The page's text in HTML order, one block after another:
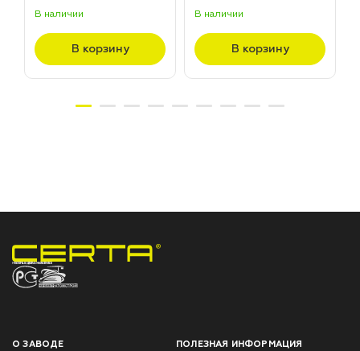
(20,0кг)
В наличии
В корзину
В наличии
В корзину
НПП «СПЕКТР» ЗАВОД ЛАКОКРАСОЧНЫХ МАТЕРИАЛОВ
О ЗАВОДЕ ПОЛЕЗНАЯ ИНФОРМАЦИЯ